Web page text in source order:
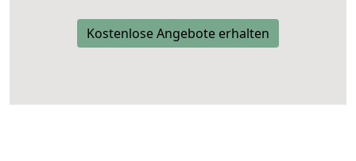
Kostenlose Angebote erhalten